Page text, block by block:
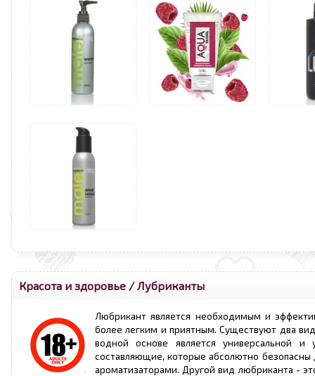
Красота и здоровье /Лубриканты
Любрикант является необходимым и
более легким и приятным. Существуют два
водной основе является универсальной и
составляющие, которые абсолютно
ароматизаторами. Другой вид любриканта -